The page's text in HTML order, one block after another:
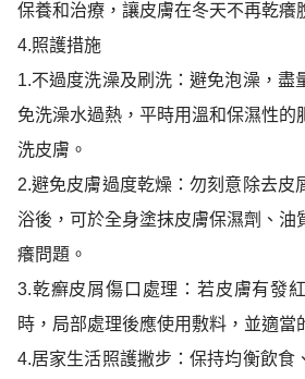
保養和治療，讓皮膚在冬天不再乾癢
4.照護措施
1.不過度洗澡及刷洗：避免泡澡，盡
免洗澡水過熱，平時用溫和保濕性的
洗皮膚。
2.避免皮膚過度乾燥：勿刻意除去皮
浴後，可於全身塗抹皮膚保濕劑、 油
癢問題。
3.乾癬皮屑傷口處理：若皮膚有發
時，局部處理後應使用敷料，並適當
4.居家生活照護撇步：保持均衡飲食